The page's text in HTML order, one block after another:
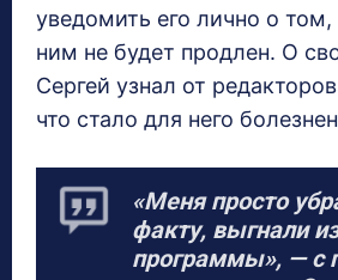
уведомить его лично о том,
ним не будет продлен. О
Сергей узнал от
что стало для него
«Меня просто
факту, выгнали из
программы», — с